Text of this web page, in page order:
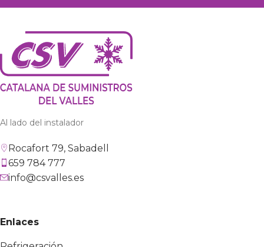
Al lado del instalador
Rocafort 79, Sabadell
659 784 777
info@csvalles.es
Enlaces